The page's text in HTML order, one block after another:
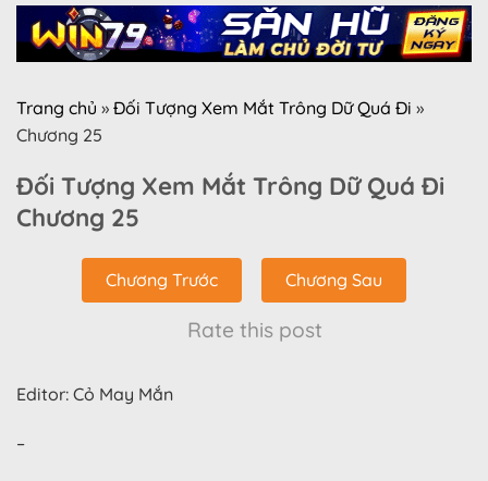
Trang chủ » Đối Tượng Xem Mắt Trông Dữ Quá Đi »
Chương 25
Đối Tượng Xem Mắt Trông Dữ Quá Đi
Chương 25
Chương Trước Chương Sau
Rate this post
Editor: Cỏ May Mắn
–